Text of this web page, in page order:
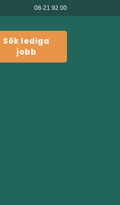
08-21 92 00
Sök lediga
jobb